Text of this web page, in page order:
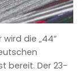
die „44“
bereit. Der 23-